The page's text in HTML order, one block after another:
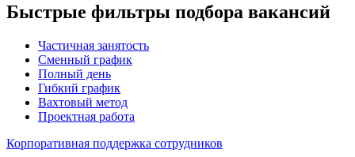
Быстрые фильтры подбора вакансий
Частичная занятость
Сменный график
Полный день
Гибкий график
Вахтовый метод
Проектная работа
Корпоративная поддержка сотрудников